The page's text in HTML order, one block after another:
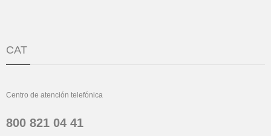
CAT
Centro de atención telefónica
800 821 04 41